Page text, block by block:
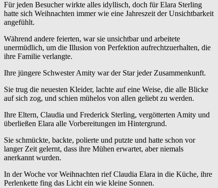
Für jeden Besucher wirkte alles idyllisch, doch für Elara Sterling
hatte sich Weihnachten immer wie eine Jahreszeit der Unsichtbarkeit
angefühlt.
Während andere feierten, war sie unsichtbar und arbeitete
unermüdlich, um die Illusion von Perfektion aufrechtzuerhalten, die
ihre Familie verlangte.
Ihre jüngere Schwester Amity war der Star jeder Zusammenkunft.
Sie trug die neuesten Kleider, lachte auf eine Weise, die alle Blicke
auf sich zog, und schien mühelos von allen geliebt zu werden.
Ihre Eltern, Claudia und Frederick Sterling, vergötterten Amity und
überließen Elara alle Vorbereitungen im Hintergrund.
Sie schmückte, backte, polierte und putzte und hatte schon vor
langer Zeit gelernt, dass ihre Mühen erwartet, aber niemals
anerkannt wurden.
In der Woche vor Weihnachten rief Claudia Elara in die Küche, ihre
Perlenkette fing das Licht ein wie kleine Sonnen.